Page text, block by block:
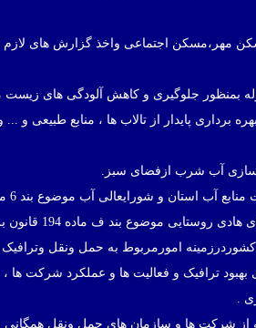
مهر،مسکن اجتماعی واخذ گزارش های
بمنظور جلوگیری و کاهش آلودگی های زیست
پایدار از تالاب ها ، منابع طبیعی و ...
بهبود ترافیک و فعالیت ها و عملکرد شرکت ها
.
از شرکت ها و سازمان های حمل ونقل